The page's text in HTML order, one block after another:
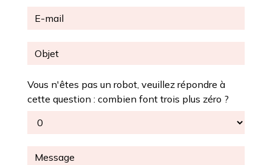
Vous n'êtes pas un robot, veuillez répondre à
cette question : combien font trois plus zéro ?